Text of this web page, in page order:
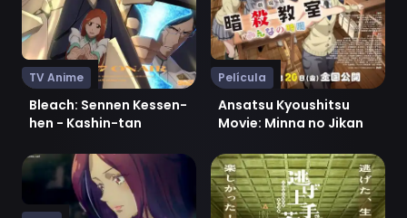
TV Anime
Bleach: Sennen Kessen-
hen - Kashin-tan
Película
Ansatsu Kyoushitsu
Movie: Minna no Jikan
Ver Ai no Yakusoku Ver Nige Jouzu no